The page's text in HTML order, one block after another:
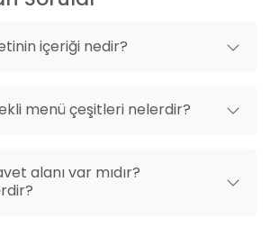
anlar yaratıyoruz.
içeriği nedir?
menü çeşitleri nelerdir?
alanı var mıdır?